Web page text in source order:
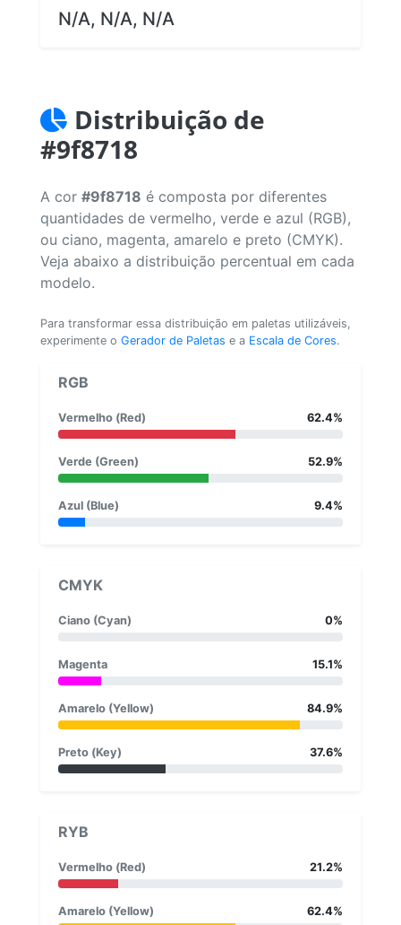
N/A, N/A, N/A
Distribuição de
#9f8718
A cor #9f8718 é composta por diferentes
quantidades de vermelho, verde e azul (RGB),
ou ciano, magenta, amarelo e preto (CMYK).
Veja abaixo a distribuição percentual em cada
modelo.
Para transformar essa distribuição em paletas utilizáveis,
experimente o Gerador de Paletas e a Escala de Cores.
RGB
Vermelho (Red) 62.4%
Verde (Green) 52.9%
Azul (Blue) 9.4%
CMYK
Ciano (Cyan) 0%
Magenta 15.1%
Amarelo (Yellow) 84.9%
Preto (Key) 37.6%
RYB
Vermelho (Red) 21.2%
Amarelo (Yellow) 62.4%